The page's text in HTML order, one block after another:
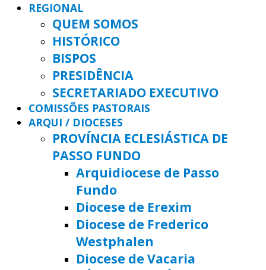
REGIONAL
QUEM SOMOS
HISTÓRICO
BISPOS
PRESIDÊNCIA
SECRETARIADO EXECUTIVO
COMISSÕES PASTORAIS
ARQUI / DIOCESES
PROVÍNCIA ECLESIÁSTICA DE
PASSO FUNDO
Arquidiocese de Passo
Fundo
Diocese de Erexim
Diocese de Frederico
Westphalen
Diocese de Vacaria